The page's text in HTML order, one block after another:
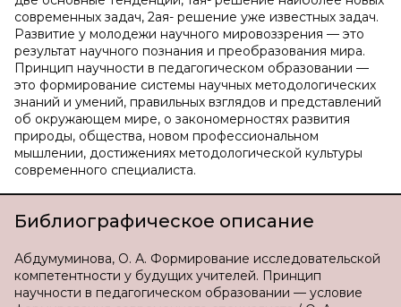
современных задач, 2ая- решение уже известных задач.
Развитие у молодежи научного мировоззрения — это
результат научного познания и преобразования мира.
Принцип научности в педагогическом образовании —
это формирование системы научных методологических
знаний и умений, правильных взглядов и представлений
об окружающем мире, о закономерностях развития
природы, общества, новом профессиональном
мышлении, достижениях методологической культуры
современного специалиста.
Библиографическое описание
Абдумуминова, О. А. Формирование исследовательской
компетентности у будущих учителей. Принцип
научности в педагогическом образовании — условие